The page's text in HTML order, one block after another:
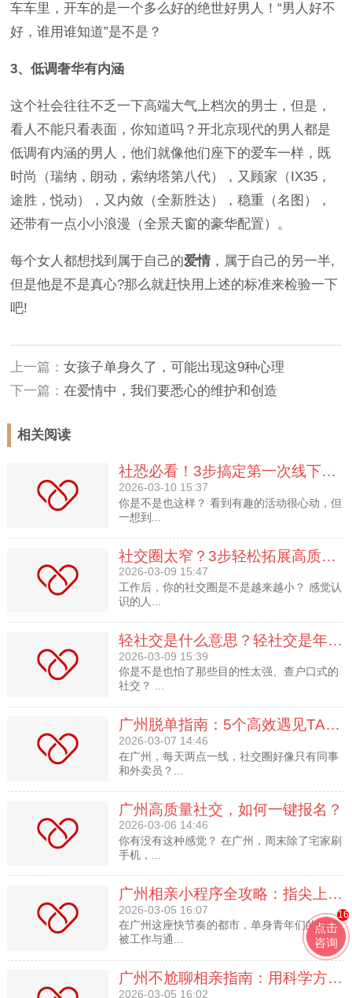
车车里，开车的是一个多么好的绝世好男人！“男人好不
好，谁用谁知道”是不是？
3、低调奢华有内涵
这个社会往往不乏一下高端大气上档次的男士，但是，
看人不能只看表面，你知道吗？开北京现代的男人都是
低调有内涵的男人，他们就像他们座下的爱车一样，既
时尚（瑞纳，朗动，索纳塔第八代），又顾家（IX35，
途胜，悦动），又内敛（全新胜达），稳重（名图），
还带有一点小小浪漫（全景天窗的豪华配置）。
每个女人都想找到属于自己的爱情 ，属于自己的另一半,
但是他是不是真心?那么就赶快用上述的标准来检验一下
吧!
上一篇：女孩子单身久了，可能出现这9种心理
下一篇：在爱情中，我们要悉心的维护和创造
相关阅读
社恐必看！3步搞定第一次线下社交
2026-03-10 15:37
你是不是也这样？ 看到有趣的活动很心动，但
一想到...
社交圈太窄？3步轻松拓展高质量人脉
2026-03-09 15:47
工作后，你的社交圈是不是越来越小？ 感觉认
识的人...
轻社交是什么意思？轻社交是年轻人拒绝尬聊的新选择
2026-03-09 15:39
你是不是也怕了那些目的性太强、查户口式的
社交？ ...
广州脱单指南：5个高效遇见TA的地方
2026-03-07 14:46
在广州，每天两点一线，社交圈好像只有同事
和外卖员？...
广州高质量社交，如何一键报名？
2026-03-06 14:46
你有没有这种感觉？ 在广州，周末除了宅家刷
手机，...
广州相亲小程序全攻略：指尖上的脱单利器，如何高效使用并避开陷阱？
2026-03-05 16:07
在广州这座快节奏的都市，单身青年们的时间
被工作与通...
广州不尬聊相亲指南：用科学方法与场景设计，告别尴尬与沉默
2026-03-05 16:02
点击
咨询
16